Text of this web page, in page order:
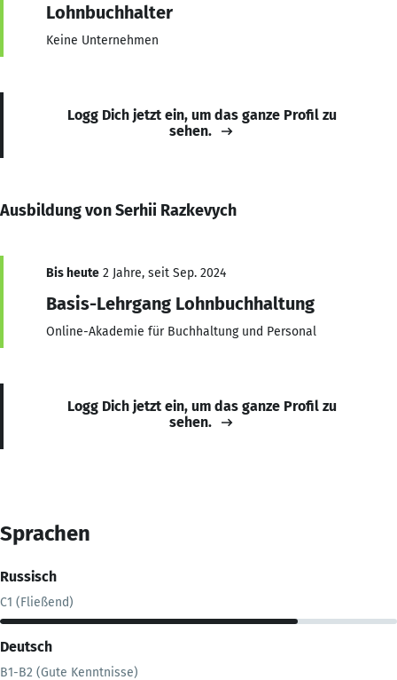
Lohnbuchhalter
Keine Unternehmen
Logg Dich jetzt ein, um das ganze Profil zu
sehen.
Ausbildung von Serhii Razkevych
Bis heute 2 Jahre, seit Sep. 2024
Basis-Lehrgang Lohnbuchhaltung
Online-Akademie für Buchhaltung und Personal
Logg Dich jetzt ein, um das ganze Profil zu
sehen.
Sprachen
Russisch
C1 (Fließend)
Deutsch
B1-B2 (Gute Kenntnisse)